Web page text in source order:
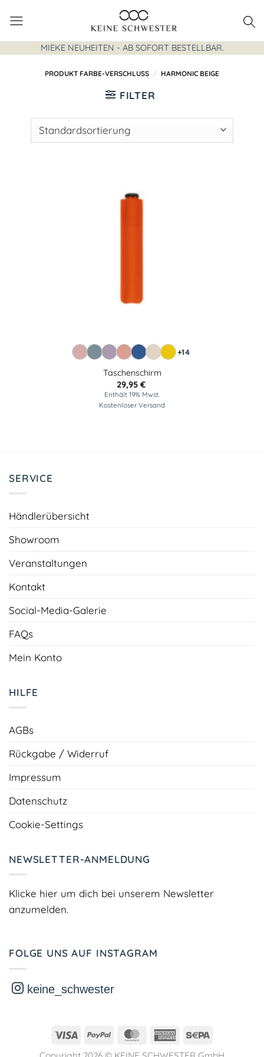
Inhalt
springen
MIEKE NEUHEITEN - AB SOFORT BESTELLBAR.
PRODUKT FARBE-VERSCHLUSS / HARMONIC BEIGE
FILTER
+14
Taschenschirm
29,95 €
Enthält 19% Mwst.
Kostenloser Versand
SERVICE
Händlerübersicht
Showroom
Veranstaltungen
Kontakt
Social-Media-Galerie
FAQs
Mein Konto
HILFE
AGBs
Rückgabe / Widerruf
Impressum
Datenschutz
Cookie-Settings
NEWSLETTER-ANMELDUNG
Klicke hier um dich bei unserem Newsletter
anzumelden.
FOLGE UNS AUF INSTAGRAM
keine_schwester
Visa PayPal MasterCardAmerican